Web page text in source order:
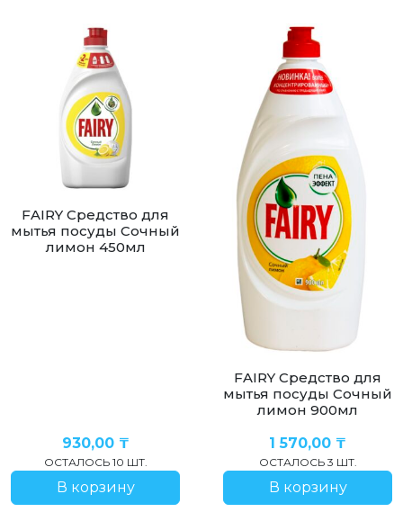
FAIRY Средство для
мытья посуды Сочный
лимон 450мл
930,00 ₸
ОСТАЛОСЬ 10 ШТ.
В корзину
FAIRY Средство для
мытья посуды Сочный
лимон 900мл
1 570,00 ₸
ОСТАЛОСЬ 3 ШТ.
В корзину